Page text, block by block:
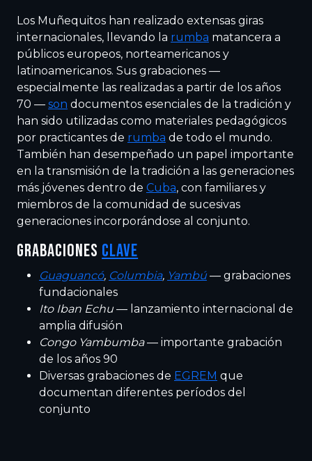
Los Muñequitos han realizado extensas giras
internacionales, llevando la rumba matancera a
públicos europeos, norteamericanos y
latinoamericanos. Sus grabaciones —
especialmente las realizadas a partir de los años
70 — son documentos esenciales de la tradición y
han sido utilizadas como materiales pedagógicos
por practicantes de rumba de todo el mundo.
También han desempeñado un papel importante
en la transmisión de la tradición a las generaciones
más jóvenes dentro de Cuba, con familiares y
miembros de la comunidad de sucesivas
generaciones incorporándose al conjunto.
GRABACIONES CLAVE
Guaguancó, Columbia, Yambú — grabaciones
fundacionales
Ito Iban Echu — lanzamiento internacional de
amplia difusión
Congo Yambumba— importante grabación
de los años 90
Diversas grabaciones de EGREM que
documentan diferentes períodos del
conjunto